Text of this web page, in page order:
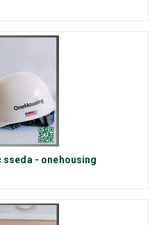
sseda - onehousing